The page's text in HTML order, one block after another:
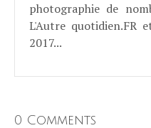
photographie de
L'Autre quotidien.FR
2017...
0 Comments